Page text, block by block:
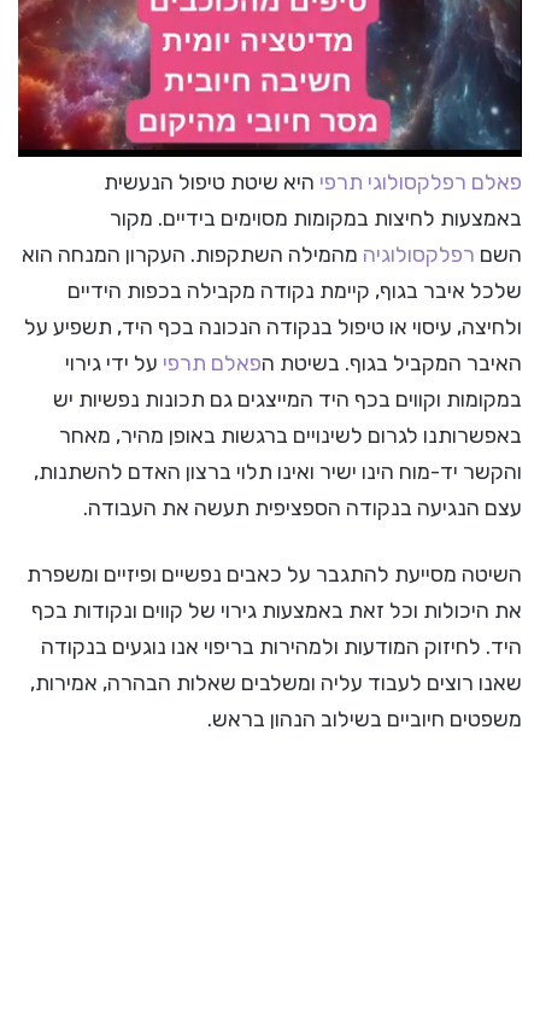
פאלם רפלקסולוגי תרפי היא שיטת טיפול הנעשית
באמצעות לחיצות במקומות מסוימים בידיים. מקור
השם רפלקסולוגיה מהמילה השתקפות. העקרון המנחה הוא
שלכל איבר בגוף, קיימת נקודה מקבילה בכפות הידיים
ולחיצה, עיסוי או טיפול בנקודה הנכונה בכף היד, תשפיע על
האיבר המקביל בגוף. בשיטת הפאלם תרפי על ידי גירוי
במקומות וקווים בכף היד המייצגים גם תכונות נפשיות יש
באפשרותנו לגרום לשינויים ברגשות באופן מהיר, מאחר
והקשר יד-מוח הינו ישיר ואינו תלוי ברצון האדם להשתנות,
עצם הנגיעה בנקודה הספציפית תעשה את העבודה.
השיטה מסייעת להתגבר על כאבים נפשיים ופיזיים ומשפרת
את היכולות וכל זאת באמצעות גירוי של קווים ונקודות בכף
היד. לחיזוק המודעות ולמהירות בריפוי אנו נוגעים בנקודה
שאנו רוצים לעבוד עליה ומשלבים שאלות הבהרה, אמירות,
משפטים חיוביים בשילוב הנהון בראש.